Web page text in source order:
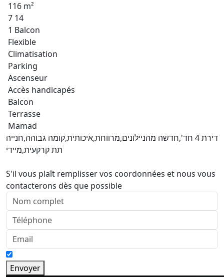
116 m²
7 14
1 Balcon
Flexible
Climatisation
Parking
Ascenseur
Accès handicapés
Balcon
Terrasse
Mamad
דירת 4 חד',חדשה מהניילונים,מרווחת,איכותית,קומה גבוהה,חנייה
תת קרקעית,מיידי
S'il vous plaît remplisser vos coordonnées et nous vous
contacterons dès que possible
Envoyer